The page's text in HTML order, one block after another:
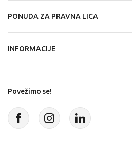
PONUDA ZA PRAVNA LICA
INFORMACIJE
Povežimo se!